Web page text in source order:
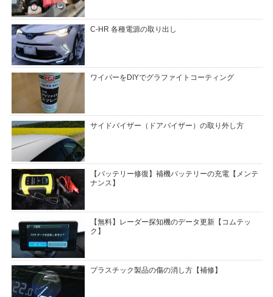
C-HR 各種電源の取り出し
ワイパーをDIYでグラファイトコーティング
サイドバイザー（ドアバイザー）の取り外し方
【バッテリー修復】補機バッテリーの充電【メンテ
ナンス】
【無料】レーダー探知機のデータ更新【コムテッ
ク】
プラスチック製品の傷の消し方【補修】